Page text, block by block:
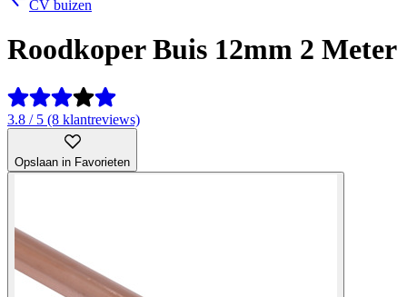
CV buizen
Roodkoper Buis 12mm 2 Meter
3.8 / 5 (8 klantreviews)
Opslaan in Favorieten